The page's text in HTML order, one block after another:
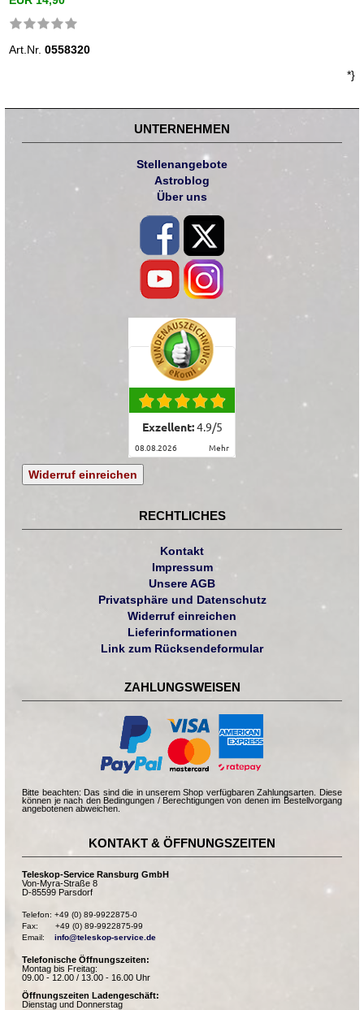
Art.Nr.0558320
*}
UNTERNEHMEN
Stellenangebote
Astroblog
Über uns
Exzellent:4.9/5
08.08.2026 mehr
Widerruf einreichen
RECHTLICHES
Kontakt
Impressum
Unsere AGB
Privatsphäre und Datenschutz
Widerruf einreichen
Lieferinformationen
Link zum Rücksendeformular
ZAHLUNGSWEISEN
Bitte beachten: Das sind die in unserem Shop verfügbaren Zahlungsarten. Diese
können je nach den Bedingungen / Berechtigungen von denen im Bestellvorgang
angebotenen abweichen.
KONTAKT & ÖFFNUNGSZEITEN
Teleskop-Service Ransburg GmbH
Von-Myra-Straße 8
D-85599 Parsdorf
Telefon: +49 (0) 89-9922875-0
Fax:       +49 (0) 89-9922875-99
Email: info@teleskop-service.de
Telefonische Öffnungszeiten:
Montag bis Freitag:
09.00 - 12.00 / 13.00 - 16.00 Uhr
Öffnungszeiten Ladengeschäft:
Dienstag und Donnerstag